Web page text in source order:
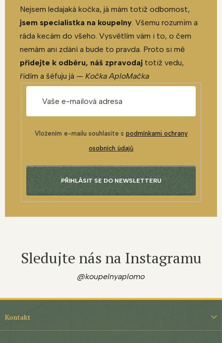
Nejsem ledajaká kočka, já mám totiž odbornost,
jsem specialistka na koupelny. Všemu rozumím a
ráda kecám do všeho. Vysvětlím vám i to, o čem
nemám ani zdání a bude to pravda. Proto si mě
přidejte k odběru, náš zpravodaj totiž vedu,
řídím a šéfuju já — Kočka AploMačka
Vložením e-mailu souhlasíte s podmínkami ochrany
osobních údajů
PŘIHLÁSIT SE DO NEWSLETTERU
Sledujte nás na Instagramu
@koupelnyaplomo
Kontakt